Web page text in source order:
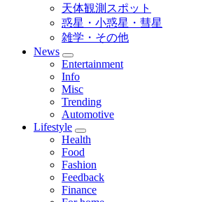
天体観測スポット
惑星・小惑星・彗星
雑学・その他
News
Entertainment
Info
Misc
Trending
Automotive
Lifestyle
Health
Food
Fashion
Feedback
Finance